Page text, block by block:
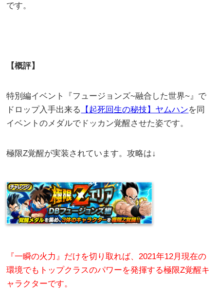
です。
【概評】
特別編イベント『フュージョンズ~融合した世界~』で
ドロップ入手出来る
【起死回生の秘技】ヤムハンを同
イベントのメダルでドッカン覚醒させた姿です。
極限Z覚醒が実装されています。攻略は↓
『一瞬の火力』だけを切り取れば、2021年12月現在の
環境でもトップクラスのパワーを発揮する極限Z覚醒キ
ャラクターです。